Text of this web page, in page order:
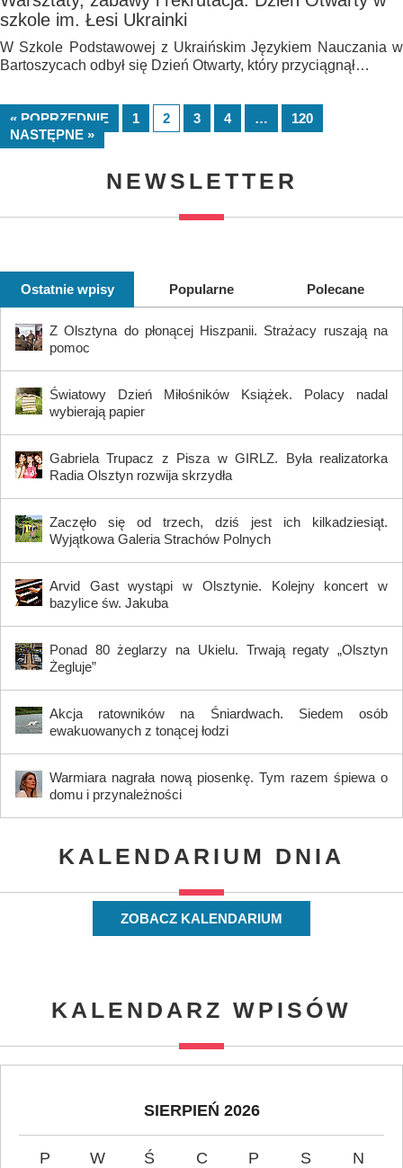
szkole im. Łesi Ukrainki
W Szkole Podstawowej z Ukraińskim Językiem Nauczania w
Bartoszycach odbył się Dzień Otwarty, który przyciągnął…
« POPRZEDNIE 1 2 3 4 …
120
NASTĘPNE »
NEWSLETTER
Ostatnie wpisy Popularne Polecane
Z Olsztyna do płonącej Hiszpanii. Strażacy ruszają na
pomoc
Światowy Dzień Miłośników Książek. Polacy nadal
wybierają papier
Gabriela Trupacz z Pisza w GIRLZ. Była realizatorka
Radia Olsztyn rozwija skrzydła
Zaczęło się od trzech, dziś jest ich kilkadziesiąt.
Wyjątkowa Galeria Strachów Polnych
Arvid Gast wystąpi w Olsztynie. Kolejny koncert w
bazylice św. Jakuba
Ponad 80 żeglarzy na Ukielu. Trwają regaty „Olsztyn
Żegluje”
Akcja ratowników na Śniardwach. Siedem osób
ewakuowanych z tonącej łodzi
Warmiara nagrała nową piosenkę. Tym razem śpiewa o
domu i przynależności
KALENDARIUM DNIA
ZOBACZ KALENDARIUM
KALENDARZ WPISÓW
SIERPIEŃ 2026
P W Ś C P S
N